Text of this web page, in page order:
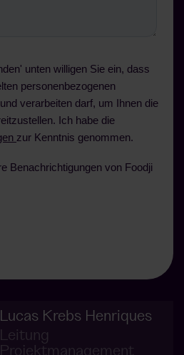
Lucas Krebs Henriques
Leitung